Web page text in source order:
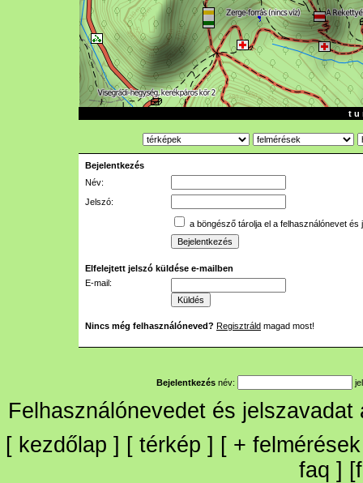
t u
Bejelentkezés
Név:
Jelszó:
a böngésző tárolja el a felhasználónevet és
Elfelejtett jelszó küldése e-mailben
E-mail:
Nincs még felhasználóneved? Regisztráld magad most!
Bejelentkezés név:
Felhasználónevedet és
[ kezdőlap ] [ térkép ] [ + felmérések
faq ] [